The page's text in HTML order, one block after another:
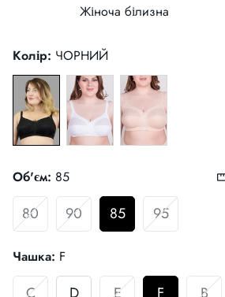
Жіноча білизна
Колір: ЧОРНИЙ
Об'єм: 85
80 90 85 95
Чашка: F
C D E F B